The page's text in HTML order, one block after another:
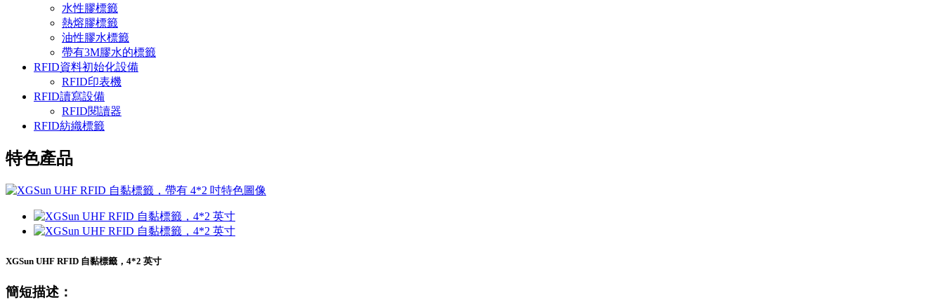
水性膠標籤
熱熔膠標籤
油性膠水標籤
帶有3M膠水的標籤
RFID資料初始化設備
RFID印表機
RFID讀寫設備
RFID閱讀器
RFID紡織標籤
特色產品
XGSun UHF RFID 自黏標籤，4*2 英寸
簡短描述：